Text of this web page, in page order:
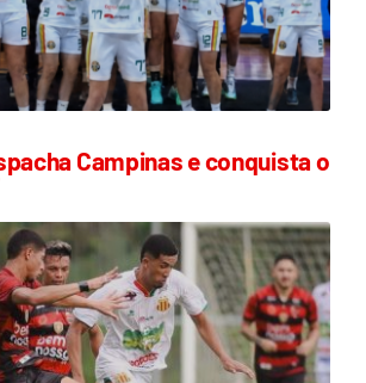
Campinas e conquista o